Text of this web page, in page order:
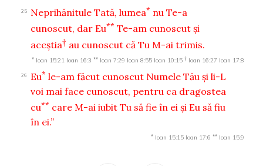
25 Neprihănitule Tată, lumea* nu Te-a
cunoscut, dar Eu** Te-am cunoscut şi
aceştia† au cunoscut că Tu M-ai trimis.
* Ioan 15:21 Ioan 16:3 ** Ioan 7:29 Ioan 8:55 Ioan 10:15 † Ioan 16:27 Ioan 17:8
26 Eu* le-am făcut cunoscut Numele Tău şi li-L
voi mai face cunoscut, pentru ca dragostea
cu** care M-ai iubit Tu să fie în ei şi Eu să fiu
în ei.”
* Ioan 15:15 Ioan 17:6 ** Ioan 15:9